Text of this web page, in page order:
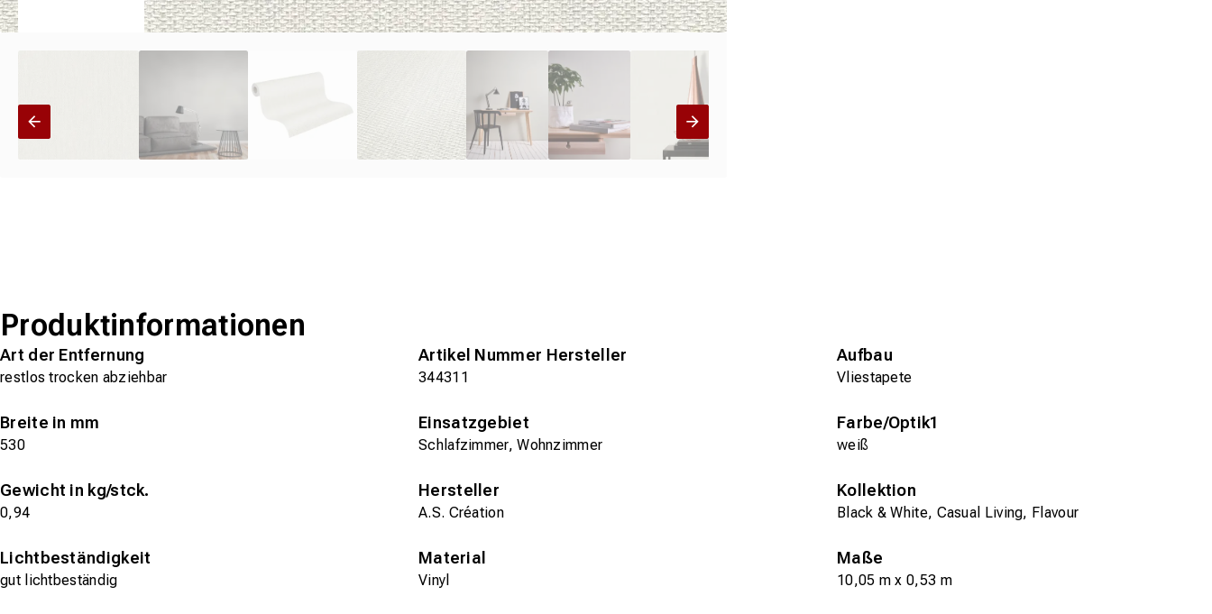
Produktinformationen
Art der Entfernung
restlos trocken abziehbar
Artikel Nummer Hersteller
344311
Aufbau
Vliestapete
Breite in mm
530
Einsatzgebiet
Schlafzimmer, Wohnzimmer
Farbe/Optik1
weiß
Gewicht in kg/stck.
0,94
Hersteller
A.S. Création
Kollektion
Black & White, Casual Living, Flavour
Lichtbeständigkeit
gut lichtbeständig
Material
Vinyl
Maße
10,05 m x 0,53 m